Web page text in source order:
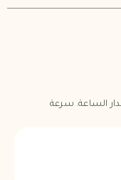
الساعة. سرعة